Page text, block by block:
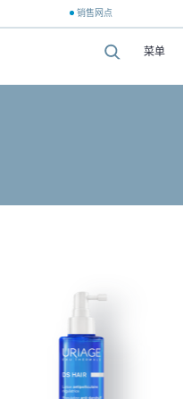
销售网点
菜单